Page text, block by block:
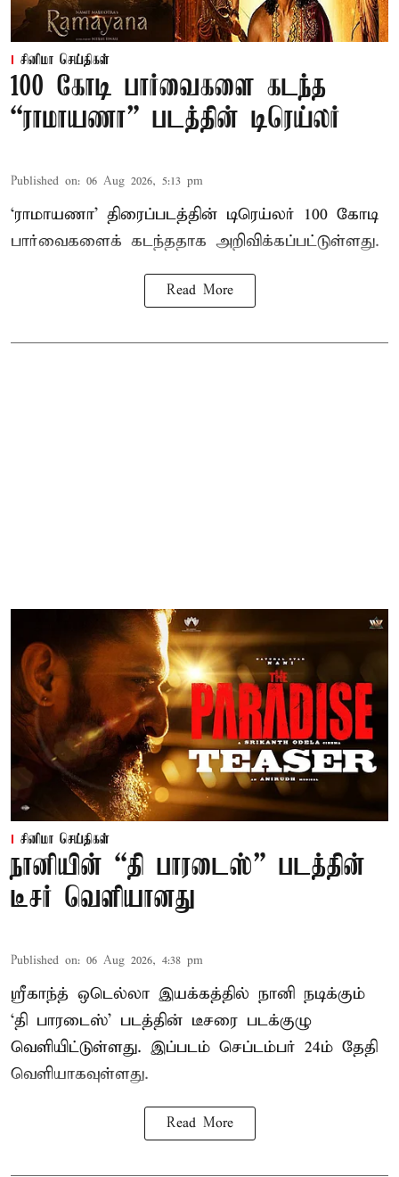
சினிமா செய்திகள்
100 கோடி பார்வைகளை கடந்த
“ராமாயணா” படத்தின் டிரெய்லர்
Published on: 06 Aug 2026, 5:13 pm
‘ராமாயணா’ திரைப்படத்தின் டிரெய்லர் 100 கோடி
பார்வைகளைக் கடந்ததாக அறிவிக்கப்பட்டுள்ளது.
Read More
சினிமா செய்திகள்
நானியின் “தி பாரடைஸ்” படத்தின்
டீசர் வெளியானது
Published on: 06 Aug 2026, 4:38 pm
ஸ்ரீகாந்த் ஒடெல்லா இயக்கத்தில் நானி நடிக்கும்
‘தி பாரடைஸ்’ படத்தின் டீசரை படக்குழு
வெளியிட்டுள்ளது. இப்படம் செப்டம்பர் 24ம் தேதி
வெளியாகவுள்ளது.
Read More